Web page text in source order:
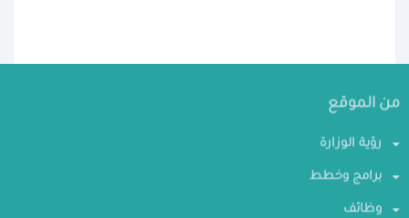
من الموقع
رؤية الوزارة
برامج وخطط
وظائف